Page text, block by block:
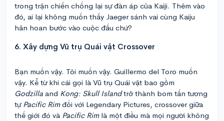
trong trận chiến chống lại sự đàn áp của Kaiji. Thêm vào
đó, ai lại không muốn thấy Jaeger sánh vai cùng Kaiju
hân hoan bước vào cuộc đấu chứ?
6. Xây dựng Vũ trụ Quái vật Crossover
Bạn muốn vậy. Tôi muốn vậy. Guillermo del Toro muốn
vậy. Kể từ khi cái gọi là Vũ trụ Quái vật bao gồm
Godzilla and Kong: Skull Islandtrở thành bom tấn tương
tự Pacific Rimđối với Legendary Pictures, crossover giữa
thế giới đó và Pacific Rimlà một điều mà mọi người không